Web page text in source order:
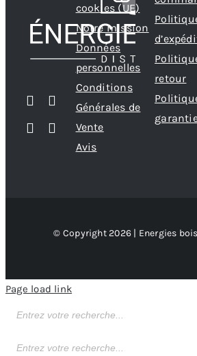
cookies (UE)
Notre mission
Données
personnelles
Conditions
Générales de
Vente
Avis
retour
© Copyright 2026 | Energies
Page load link
de
de